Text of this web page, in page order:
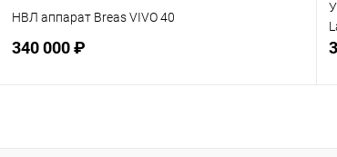
НВЛ аппарат Breas VIVO 40
340 000 ₽